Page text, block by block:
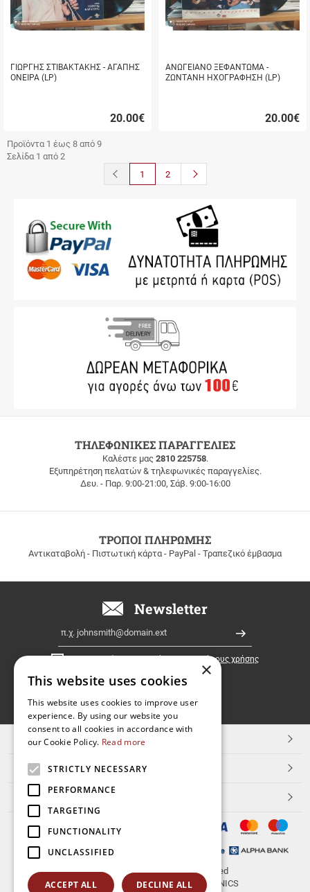
ΓΙΩΡΓΗΣ ΣΤΙΒΑΚΤΑΚΗΣ - ΑΓΑΠΗΣ
ΟΝΕΙΡΑ (LP)
20.00€
αγορά
ΑΝΩΓΕΙΑΝΟ ΞΕΦΑΝΤΩΜΑ -
ΖΩΝΤΑΝΗ ΗΧΟΓΡΑΦΗΣΗ (LP)
20.00€
Προϊόντα 1 έως 8 από 9
Σελίδα 1 από 2
button.prev
1 2 button.next
παραγγελίες
ΤΗΛΕΦΩΝΙΚΕΣ ΠΑΡΑΓΓΕΛΙΕΣ
Καλέστε μας 2810 225758.
Εξυπηρέτηση πελατών & τηλεφωνικές παραγγελίες.
Δευ. - Παρ. 9:00-21:00, Σάβ. 9:00-16:00
ΤΡΟΠΟΙ ΠΛΗΡΩΜΗΣ
Αντικαταβολή - Πιστωτική κάρτα - PayPal - Τραπεζικό έμβασμα
Newsletter
Εγγραφή
όρους χρήσης
FOLLOW
US
TOP ΚΑΤΗΓΟΡΙΕΣ
ΕΞΥΠΗΡΕΤΗΣΗ ΠΕΛΑΤΩΝ
Aerakis.net
© 2026 aerakis.netAll rights reserved
Designed & developed byNETMECHANICS
×
This website uses cookies
This website uses cookies to improve user
experience. By using our website you
consent to all cookies in accordance with
our Cookie Policy. Read more
STRICTLY NECESSARY
PERFORMANCE
TARGETING
FUNCTIONALITY
UNCLASSIFIED
ACCEPT ALL DECLINE ALL